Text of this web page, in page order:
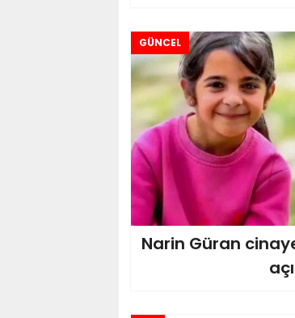
GÜNCEL
Narin Güran